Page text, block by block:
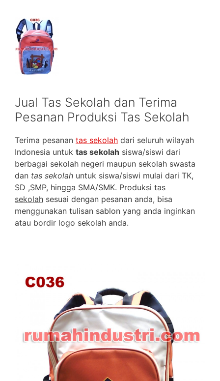
Jual Tas Sekolah dan Terima
Pesanan Produksi Tas Sekolah
Terima pesanan tas sekolah dari seluruh wilayah
Indonesia untuk tas sekolah siswa/siswi dari
berbagai sekolah negeri maupun sekolah swasta
dan tas sekolah untuk siswa/siswi mulai dari TK,
SD ,SMP, hingga SMA/SMK. Produksi tas
sekolah sesuai dengan pesanan anda, bisa
menggunakan tulisan sablon yang anda inginkan
atau bordir logo sekolah anda.